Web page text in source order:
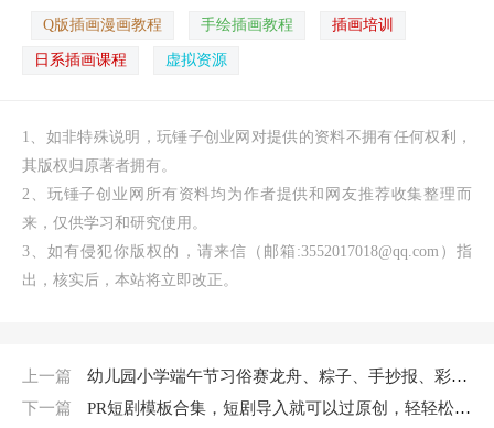
Q版插画漫画教程 手绘插画教程 插画培训
日系插画课程 虚拟资源
1、如非特殊说明，玩锤子创业网对提供的资料不拥有任何权利，
其版权归原著者拥有。
2、玩锤子创业网所有资料均为作者提供和网友推荐收集整理而
来，仅供学习和研究使用。
3、如有侵犯你版权的，请来信（邮箱:3552017018@qq.com）指
出，核实后，本站将立即改正。
上一篇
幼儿园小学端午节习俗赛龙舟、粽子、手抄报、彩图+黑白线稿（105套）
下一篇
PR短剧模板合集，短剧导入就可以过原创，轻轻松松剪好一部短剧